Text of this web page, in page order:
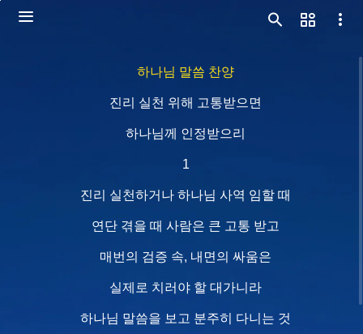
하나님 말씀 찬양
진리 실천 위해 고통받으면
하나님께 인정받으리
1
진리 실천하거나 하나님 사역 임할 때
연단 겪을 때 사람은 큰 고통 받고
매번의 검증 속, 내면의 싸움은
실제로 치러야 할 대가니라
하나님 말씀을 보고 분주히 다니는 것